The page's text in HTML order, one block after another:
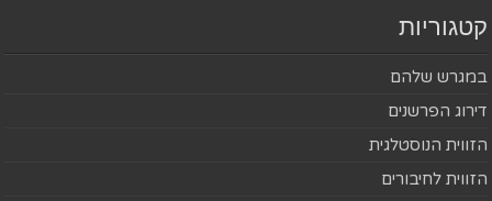
קטגוריות
במגרש שלהם
דירוג הפרשנים
הזווית הנוסטלגית
הזווית לחיבורים